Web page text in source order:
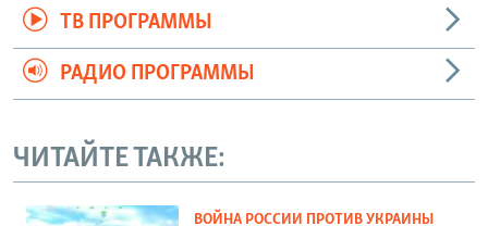
ТВ ПРОГРАММЫ
РАДИО ПРОГРАММЫ
ЧИТАЙТЕ ТАКЖЕ:
ВОЙНА РОССИИ ПРОТИВ УКРАИНЫ